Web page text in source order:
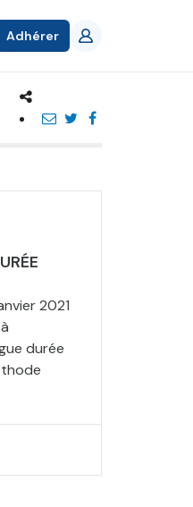
Adhérer
2021
durée